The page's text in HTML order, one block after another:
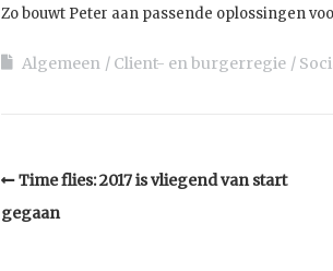
Zo bouwt Peter aan passende oplossingen
Algemeen Client- en burgerregie
Time flies: 2017 is vliegend van start
gegaan